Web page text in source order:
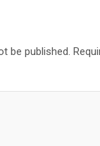
be published.